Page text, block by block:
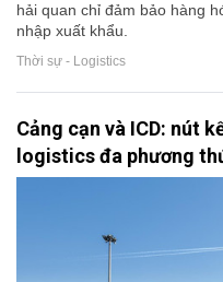
hải quan chỉ đảm bảo hàng
nhập xuất khẩu.
Thời sự - Logistics
Cảng cạn và ICD: nút
logistics đa phương